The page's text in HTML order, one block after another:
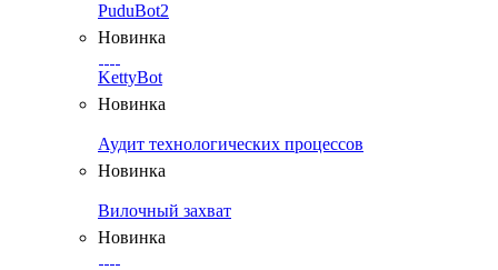
PuduBot2
Новинка
KettyBot
Новинка
Аудит технологических процессов
Новинка
Вилочный захват
Новинка